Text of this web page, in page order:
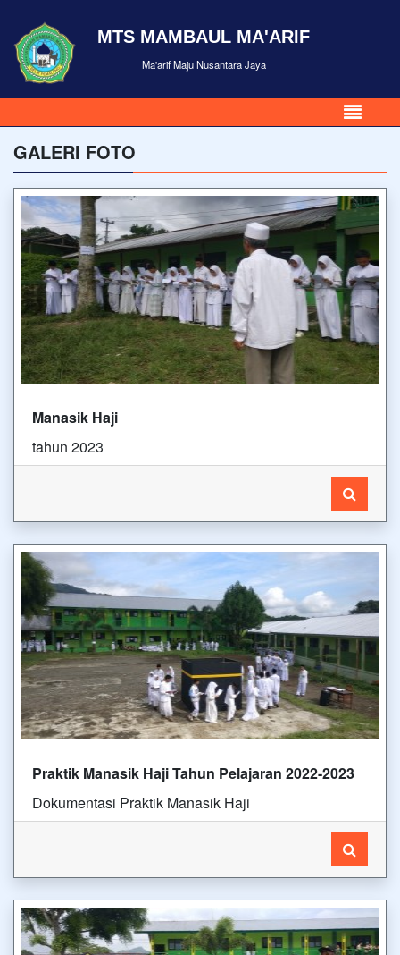
MTS MAMBAUL MA'ARIF
Ma'arif Maju Nusantara Jaya
GALERI FOTO
Manasik Haji
tahun 2023
Praktik Manasik Haji Tahun Pelajaran 2022-2023
Dokumentasi Praktik Manasik Haji